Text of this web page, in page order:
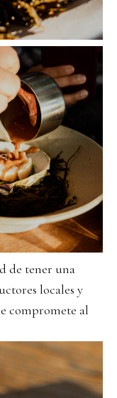
de tener una
locales y
compromete al